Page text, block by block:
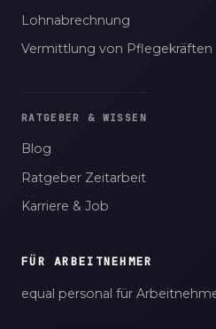
Lohnabrechnung
Vermittlung von Pflegekräften
RATGEBER & WISSEN
Blog
Ratgeber Zeitarbeit
Karriere & Job
FÜR ARBEITNEHMER
equal personal für